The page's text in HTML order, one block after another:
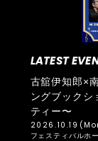
LATEST
古舘伊知郎×
ングブックシ
ティー〜
2026.10.19
フェスティバルホ